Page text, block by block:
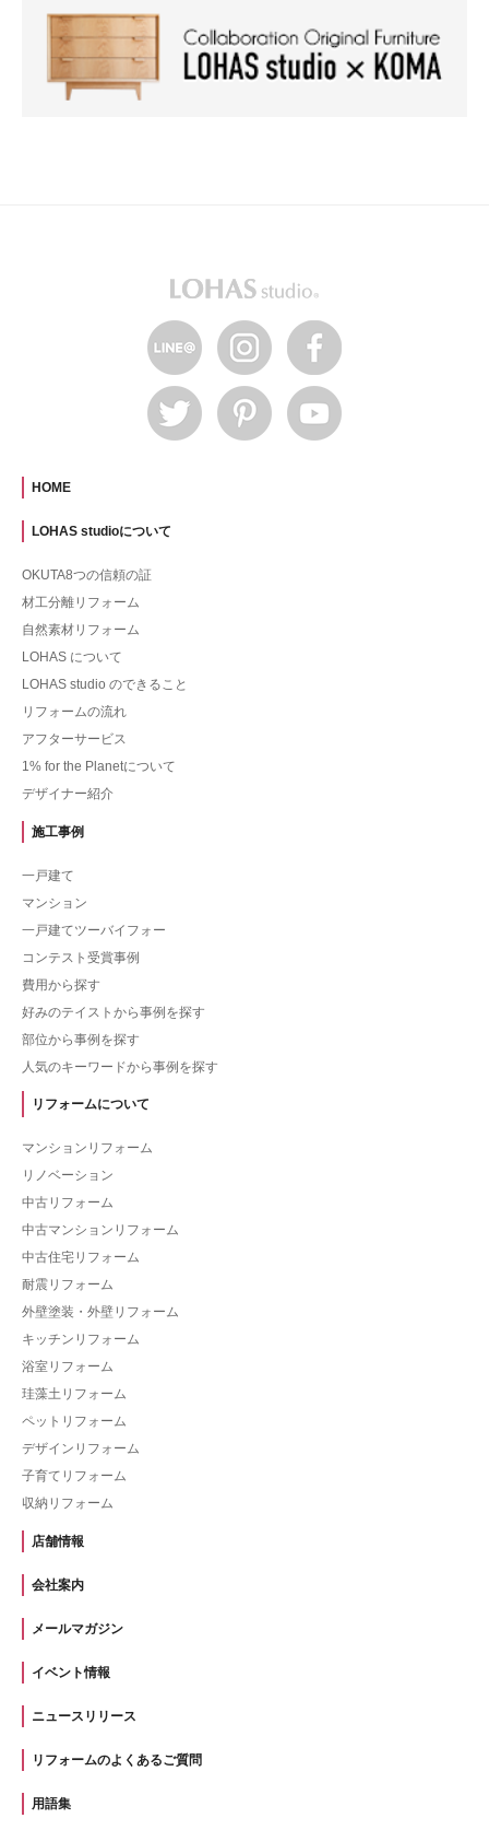
HOME
LOHAS studioについて
OKUTA8つの信頼の証
材工分離リフォーム
自然素材リフォーム
LOHAS について
LOHAS studio のできること
リフォームの流れ
アフターサービス
1% for the Planetについて
デザイナー紹介
施工事例
一戸建て
マンション
一戸建てツーバイフォー
コンテスト受賞事例
費用から探す
好みのテイストから事例を探す
部位から事例を探す
人気のキーワードから事例を探す
リフォームについて
マンションリフォーム
リノベーション
中古リフォーム
中古マンションリフォーム
中古住宅リフォーム
耐震リフォーム
外壁塗装・外壁リフォーム
キッチンリフォーム
浴室リフォーム
珪藻土リフォーム
ペットリフォーム
デザインリフォーム
子育てリフォーム
収納リフォーム
店舗情報
会社案内
メールマガジン
イベント情報
ニュースリリース
リフォームのよくあるご質問
用語集